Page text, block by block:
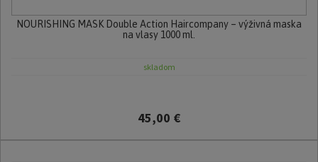
NOURISHING MASK Double Action Haircompany – výživná maska
na vlasy 1000 ml.
skladom
45,00 €